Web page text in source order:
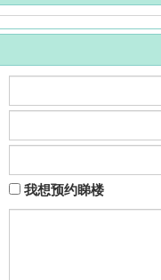
我想预约睇楼